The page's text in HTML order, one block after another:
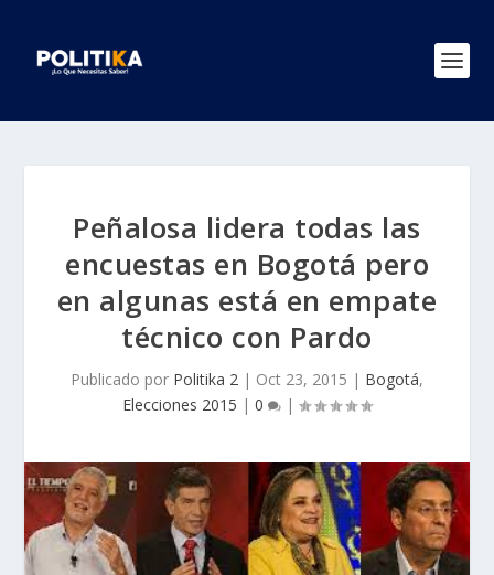
Peñalosa lidera todas las
encuestas en Bogotá pero
en algunas está en empate
técnico con Pardo
Publicado por Politika 2 | Oct 23, 2015 | Bogotá,
Elecciones 2015 | 0 |